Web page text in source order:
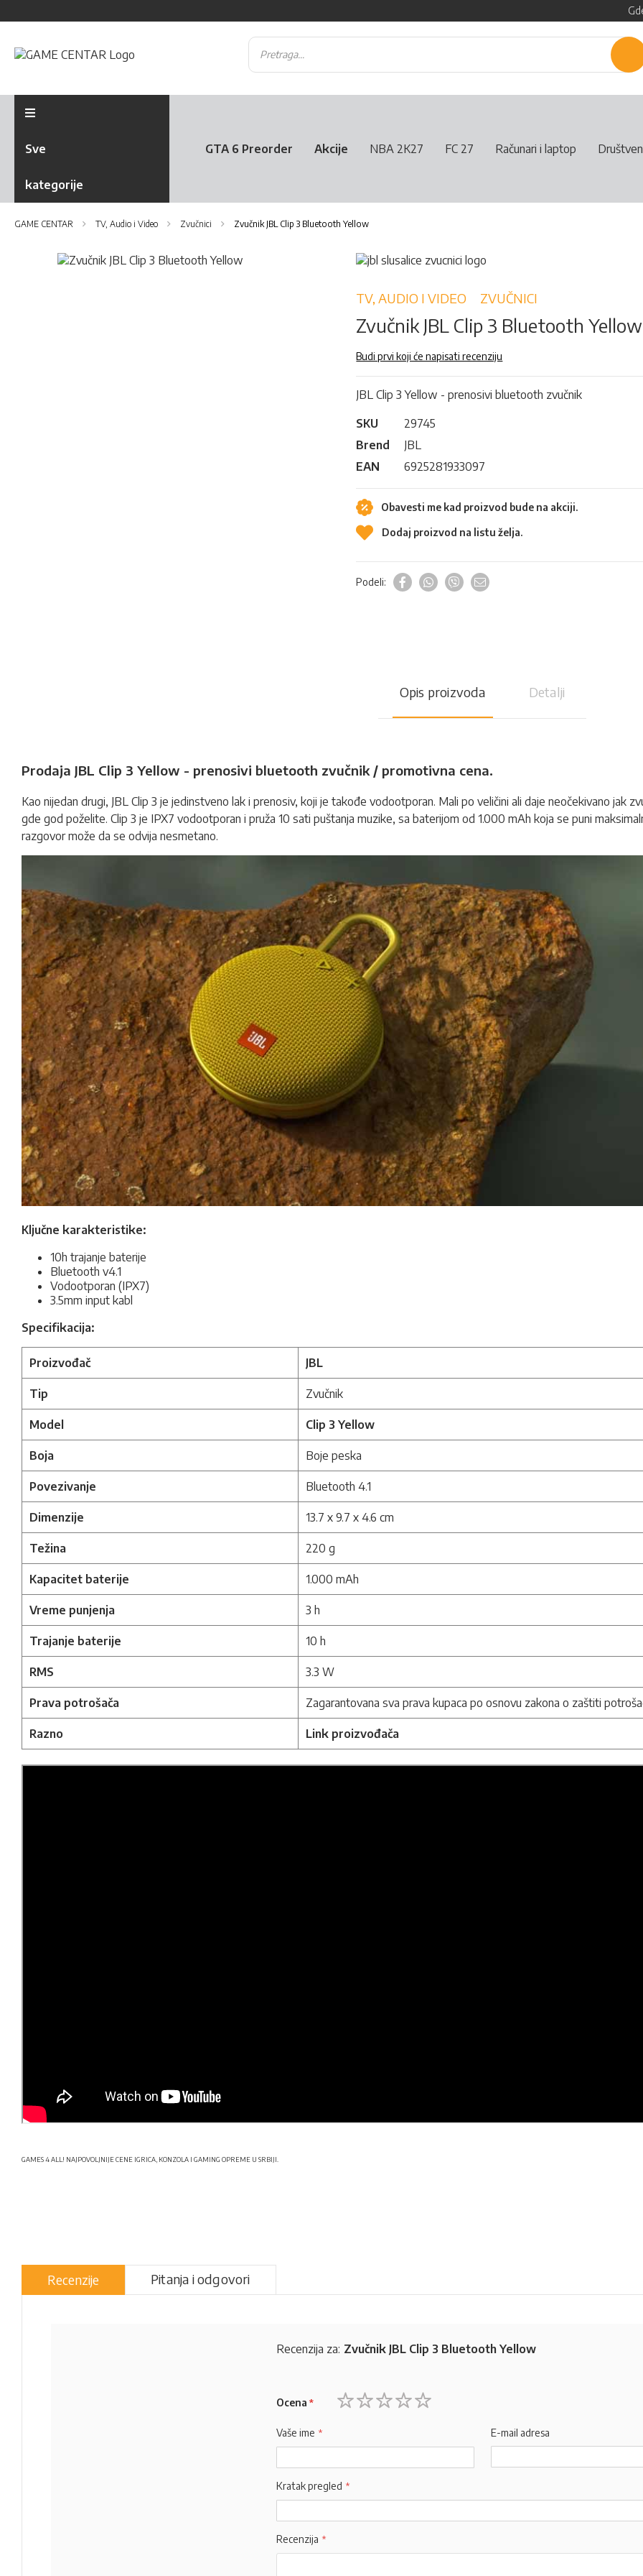
Sve
kategorije
GTA 6 Preorder Akcije NBA 2K27 FC 27 Računari i laptop
GAME CENTAR TV, Audio i Video Zvučnici Zvučnik JBL Clip 3 Bluetooth Yellow
Skip
TV, AUDIO I VIDEO ZVUČNICI
Zvučnik JBL Clip 3 Bluetooth Yellow
Budi prvi koji će napisati recenziju
JBL Clip 3 Yellow - prenosivi bluetooth zvučnik
SKU
29745
Brend
JBL
EAN
6925281933097
Obavesti me kad proizvod bude na akciji.
Dodaj proizvod na listu želja.
Podeli:
Opis proizvoda Detalji
Prodaja JBL Clip 3 Yellow - prenosivi bluetooth zvučnik / promotivna cena.
Kao nijedan drugi, JBL Clip 3 je jedinstveno lak i prenosiv, koji je takođe vodootporan. Mali po veličini ali daje neočekivano jak
gde god poželite. Clip 3 je IPX7 vodootporan i pruža 10 sati puštanja muzike, sa baterijom od 1.000 mAh koja se puni
razgovor može da se odvija nesmetano.
Ključne karakteristike:
10h trajanje baterije
Bluetooth v4.1
Vodootporan (IPX7)
3.5mm input kabl
Specifikacija:
Proizvođač JBL
Tip Zvučnik
Model Clip 3 Yellow
Boja Boje peska
Povezivanje Bluetooth 4.1
Dimenzije 13.7 x 9.7 x 4.6 cm
Težina 220 g
Kapacitet baterije 1.000 mAh
Vreme punjenja 3 h
Trajanje baterije 10 h
RMS 3.3 W
Prava potrošača Zagarantovana sva prava kupaca po osnovu zakona o zaštiti
Razno Link proizvođača
GAMES 4 ALL! NAJPOVOLJNIJE CENE IGRICA, KONZOLA I GAMING OPREME U SRBIJI.
Recenzije Pitanja i odgovori
Recenzija za: Zvučnik JBL Clip 3 Bluetooth Yellow
Ocena
Vaše ime E-mail adresa
Kratak pregled
Recenzija